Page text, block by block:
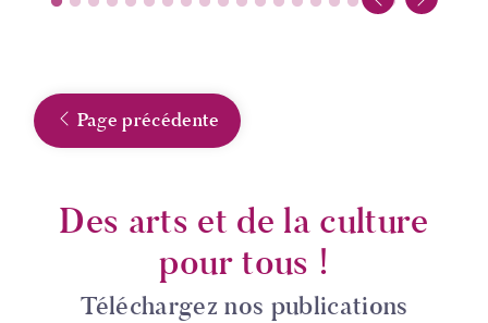
Page précédente
Des arts et de la culture
pour tous !
Téléchargez nos publications